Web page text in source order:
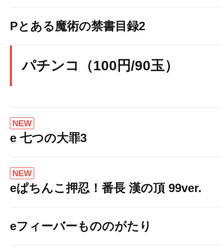
Pとある魔術の禁書目録2
パチンコ（100円/90玉）
NEW
e 七つの大罪3
NEW
eぱちんこ押忍！番長 漢の頂 99ver.
eフィーバーもののがたり